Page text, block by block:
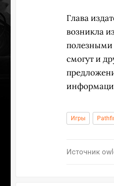
Глава
возникла
полезными
смогут и
Игры
Источник